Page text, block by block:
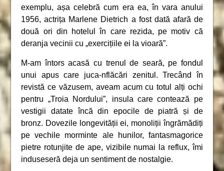
exemplu, așa celebră cum era ea, în vara anului
1956, actrița Marlene Dietrich a fost dată afară de
două ori din hotelul în care rezida, pe motiv că
deranja vecinii cu „exercițiile ei la vioară”.
M-am întors acasă cu trenul de seară, pe fondul
unui apus care juca-nflăcări zenitul. Trecând în
revistă ce văzusem, aveam acum cu totul alți ochi
pentru „Troia Nordului”, insula care contează pe
vestigii datate încă din epocile de piatră și de
bronz. Dovezile longevității ei, monoliții îngrămădiți
pe vechile morminte ale hunilor, fantasmagorice
pietre rotunjite de ape, vizibile numai la reflux, îmi
induseseră deja un sentiment de nostalgie.